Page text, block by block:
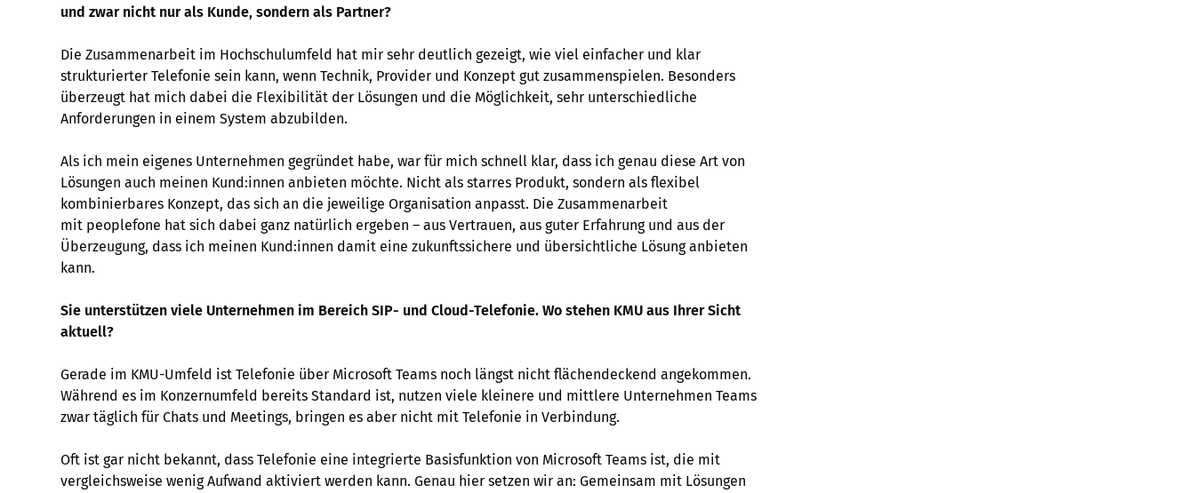
und zwar nicht nur als Kunde, sondern als Partner?
Die Zusammenarbeit im Hochschulumfeld hat mir sehr deutlich gezeigt, wie viel einfacher und klar
strukturierter Telefonie sein kann, wenn Technik, Provider und Konzept gut zusammenspielen. Besonders
überzeugt hat mich dabei die Flexibilität der Lösungen und die Möglichkeit, sehr unterschiedliche
Anforderungen in einem System abzubilden.
Als ich mein eigenes Unternehmen gegründet habe, war für mich schnell klar, dass ich genau diese Art von
Lösungen auch meinen Kund:innen anbieten möchte. Nicht als starres Produkt, sondern als flexibel
kombinierbares Konzept, das sich an die jeweilige Organisation anpasst. Die Zusammenarbeit
mit peoplefone hat sich dabei ganz natürlich ergeben – aus Vertrauen, aus guter Erfahrung und aus der
Überzeugung, dass ich meinen Kund:innen damit eine zukunftssichere und übersichtliche Lösung anbieten
kann.
Sie unterstützen viele Unternehmen im Bereich SIP- und Cloud-Telefonie. Wo stehen KMU aus Ihrer Sicht
aktuell?
Gerade im KMU-Umfeld ist Telefonie über Microsoft Teams noch längst nicht flächendeckend angekommen.
Während es im Konzernumfeld bereits Standard ist, nutzen viele kleinere und mittlere Unternehmen Teams
zwar täglich für Chats und Meetings, bringen es aber nicht mit Telefonie in Verbindung.
Oft ist gar nicht bekannt, dass Telefonie eine integrierte Basisfunktion von Microsoft Teams ist, die mit
vergleichsweise wenig Aufwand aktiviert werden kann. Genau hier setzen wir an: Gemeinsam mit Lösungen